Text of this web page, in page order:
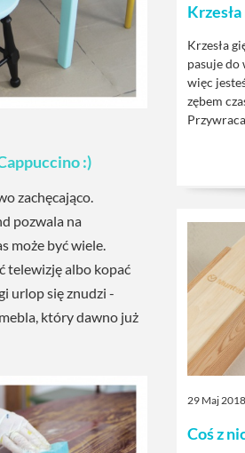
:)
zachęcająco.
pozwala na
może być wiele.
telewizję albo kopać
urlop się znudzi -
który dawno już
Krzesła
pasuje do
więc
zębem
29 Maj 2018
Coś z